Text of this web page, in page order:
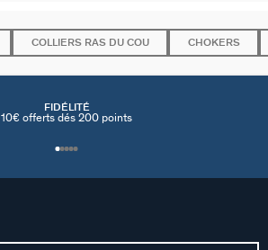
COLLIERS RAS DU COU CHOKERS
FIDÉLITÉ
10€ offerts dés 200 points